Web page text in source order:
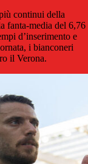
continui della
fanta-media del 6,76
d’inserimento e
i bianconeri
il Verona.